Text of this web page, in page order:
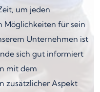
um jeden
Möglichkeiten für sein
Unternehmen ist
sich gut informiert
mit dem
zusätzlicher Aspekt